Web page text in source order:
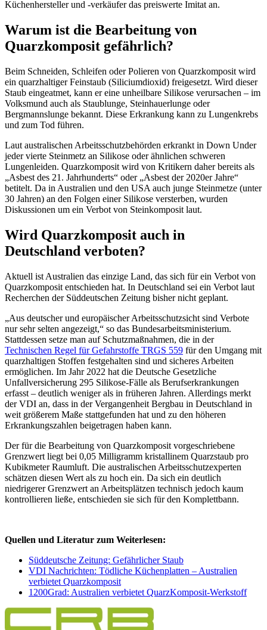
Küchenhersteller und -verkäufer das preiswerte Imitat an.
Warum ist die Bearbeitung von
Quarzkomposit gefährlich?
Beim Schneiden, Schleifen oder Polieren von Quarzkomposit wird
ein quarzhaltiger Feinstaub (Siliciumdioxid) freigesetzt. Wird dieser
Staub eingeatmet, kann er eine unheilbare Silikose verursachen – im
Volksmund auch als Staublunge, Steinhauerlunge oder
Bergmannslunge bekannt. Diese Erkrankung kann zu Lungenkrebs
und zum Tod führen.
Laut australischen Arbeitsschutzbehörden erkrankt in Down Under
jeder vierte Steinmetz an Silikose oder ähnlichen schweren
Lungenleiden. Quarzkomposit wird von Kritikern daher bereits als
„Asbest des 21. Jahrhunderts“ oder „Asbest der 2020er Jahre“
betitelt. Da in Australien und den USA auch junge Steinmetze (unter
30 Jahren) an den Folgen einer Silikose versterben, wurden
Diskussionen um ein Verbot von Steinkomposit laut.
Wird Quarzkomposit auch in
Deutschland verboten?
Aktuell ist Australien das einzige Land, das sich für ein Verbot von
Quarzkomposit entschieden hat. In Deutschland sei ein Verbot laut
Recherchen der Süddeutschen Zeitung bisher nicht geplant.
„Aus deutscher und europäischer Arbeitsschutzsicht sind Verbote
nur sehr selten angezeigt,“ so das Bundesarbeitsministerium.
Stattdessen setze man auf Schutzmaßnahmen, die in der
Technischen Regel für Gefahrstoffe TRGS 559 für den Umgang mit
quarzhaltigen Stoffen festgehalten sind und sicheres Arbeiten
ermöglichen. Im Jahr 2022 hat die Deutsche Gesetzliche
Unfallversicherung 295 Silikose-Fälle als Berufserkrankungen
erfasst – deutlich weniger als in früheren Jahren. Allerdings merkt
der VDI an, dass in der Vergangenheit Bergbau in Deutschland in
weit größerem Maße stattgefunden hat und zu den höheren
Erkrankungszahlen beigetragen haben kann.
Der für die Bearbeitung von Quarzkomposit vorgeschriebene
Grenzwert liegt bei 0,05 Milligramm kristallinem Quarzstaub pro
Kubikmeter Raumluft. Die australischen Arbeitsschutzexperten
schätzen diesen Wert als zu hoch ein. Da sich ein deutlich
niedrigerer Grenzwert an Arbeitsplätzen technisch jedoch kaum
kontrollieren ließe, entschieden sie sich für den Komplettbann.
Quellen und Literatur zum Weiterlesen:
Süddeutsche Zeitung: Gefährlicher Staub
VDI Nachrichten: Tödliche Küchenplatten – Australien
verbietet Quarzkomposit
1200Grad: Australien verbietet QuarzKomposit-Werkstoff